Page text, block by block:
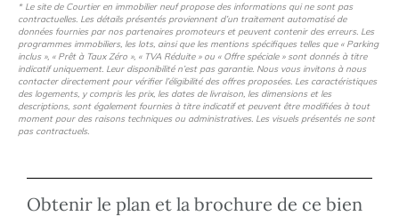
* Le site de Courtier en immobilier neuf propose des informations qui ne sont pas
contractuelles. Les détails présentés proviennent d’un traitement automatisé de
données fournies par nos partenaires promoteurs et peuvent contenir des erreurs. Les
programmes immobiliers, les lots, ainsi que les mentions spécifiques telles que « Parking
inclus », « Prêt à Taux Zéro », « TVA Réduite » ou « Offre spéciale » sont donnés à titre
indicatif uniquement. Leur disponibilité n’est pas garantie. Nous vous invitons à nous
contacter directement pour vérifier l’éligibilité des offres proposées. Les caractéristiques
des logements, y compris les prix, les dates de livraison, les dimensions et les
descriptions, sont également fournies à titre indicatif et peuvent être modifiées à tout
moment pour des raisons techniques ou administratives. Les visuels présentés ne sont
pas contractuels.
Obtenir le plan et la brochure de ce bien